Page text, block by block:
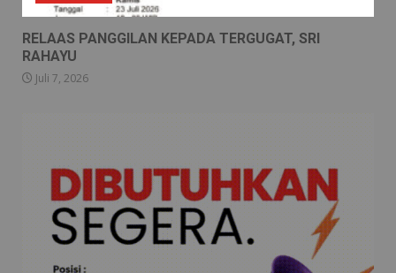
RELAAS PANGGILAN KEPADA TERGUGAT, SRI
RAHAYU
Juli 7, 2026